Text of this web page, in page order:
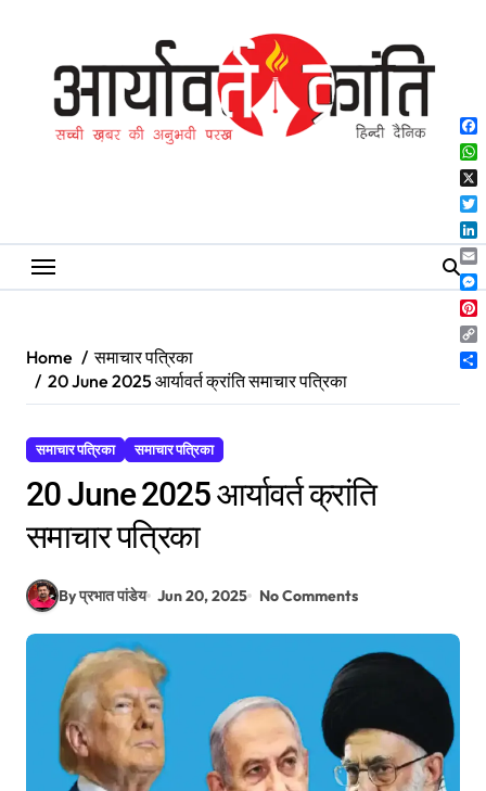
Home
समाचार पत्रिका
20 June 2025 आर्यावर्त क्रांति समाचार पत्रिका
समाचार पत्रिका समाचार पत्रिका
20 June 2025 आर्यावर्त क्रांति
समाचार पत्रिका
By प्रभात पांडेय Jun 20, 2025 No Comments
X